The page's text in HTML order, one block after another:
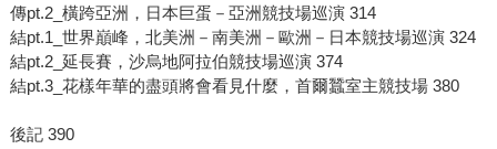
傳pt.2_橫跨亞洲，日本巨蛋－亞洲競技場巡演 314
結pt.1_世界巔峰，北美洲－南美洲－歐洲－日本競技場巡演 324
結pt.2_延長賽，沙烏地阿拉伯競技場巡演 374
結pt.3_花樣年華的盡頭將會看見什麼，首爾蠶室主競技場 380
後記 390